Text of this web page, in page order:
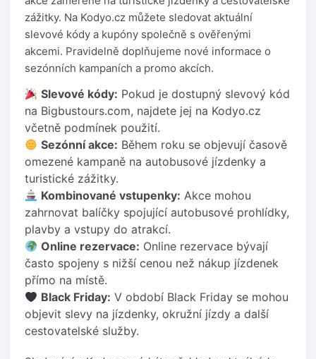
zážitky. Na Kodyo.cz můžete sledovat aktuální
slevové kódy a kupóny společně s ověřenými
akcemi. Pravidelně doplňujeme nové informace o
sezónních kampaních a promo akcích.
Slevové kódy: Pokud je dostupný slevový kód
na Bigbustours.com, najdete jej na Kodyo.cz
včetně podmínek použití.
Sezónní akce: Během roku se objevují časově
omezené kampaně na autobusové jízdenky a
turistické zážitky.
Kombinované vstupenky: Akce mohou
zahrnovat balíčky spojující autobusové prohlídky,
plavby a vstupy do atrakcí.
Online rezervace: Online rezervace bývají
často spojeny s nižší cenou než nákup jízdenek
přímo na místě.
Black Friday: V období Black Friday se mohou
objevit slevy na jízdenky, okružní jízdy a další
cestovatelské služby.